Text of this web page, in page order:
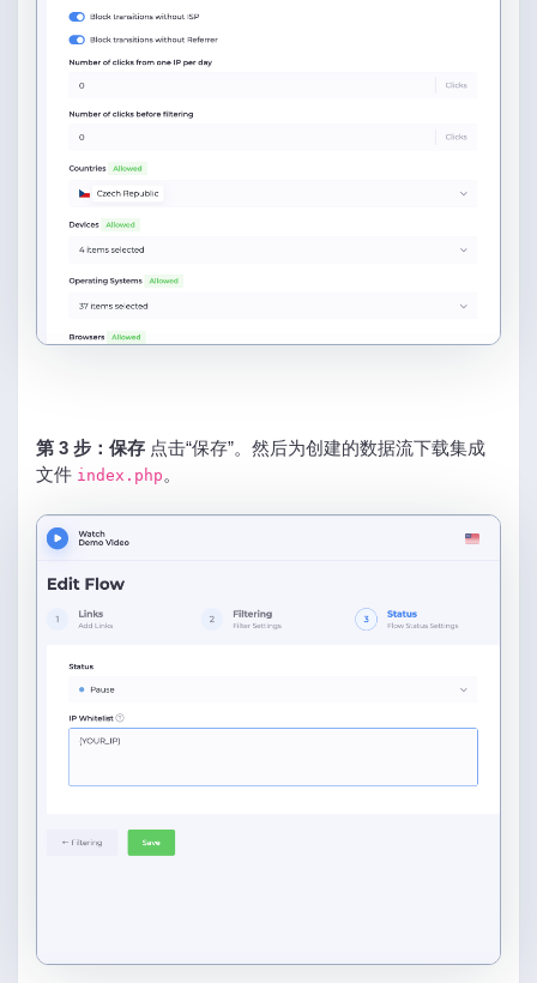
第 3 步：保存 点击“保存”。然后为创建的数据流下载集成
文件 index.php 。